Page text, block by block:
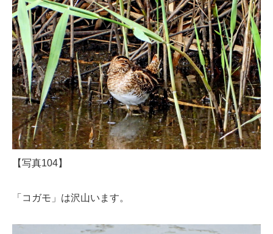
【写真104】
「コガモ」は沢山います。